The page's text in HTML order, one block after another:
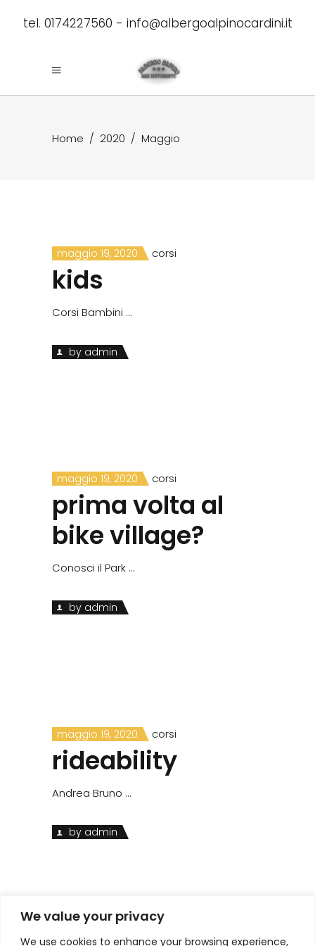
We value your privacy
We use cookies to enhance your browsing experience,
tel. 0174227560 - info@albergoalpinocardini.it
Home / 2020 / Maggio
maggio 19, 2020 corsi
kids
Corsi Bambini
by admin
maggio 19, 2020 corsi
prima volta al
bike village?
Conosci il Park
by admin
maggio 19, 2020 corsi
rideability
Andrea Bruno
by admin